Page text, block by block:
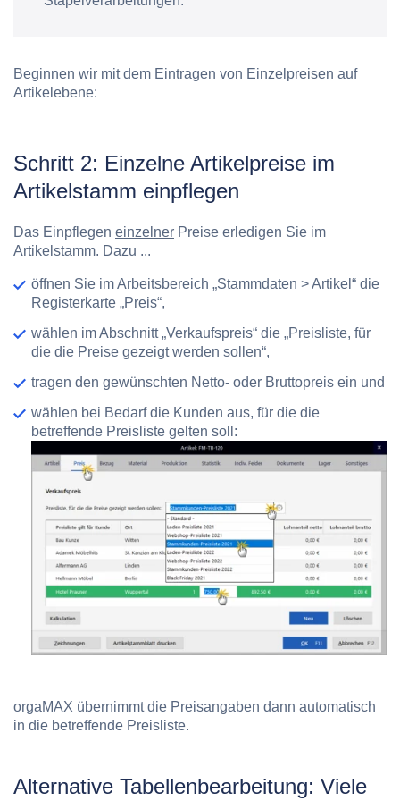
Beginnen wir mit dem Eintragen von Einzelpreisen auf
Artikelebene:
Schritt 2: Einzelne Artikelpreise im
Artikelstamm einpflegen
Das Einpflegen einzelner Preise erledigen Sie im
Artikelstamm. Dazu ...
öffnen Sie im Arbeitsbereich „Stammdaten > Artikel“ die
Registerkarte „Preis“,
wählen im Abschnitt „Verkaufspreis“ die „Preisliste, für
die die Preise gezeigt werden sollen“,
tragen den gewünschten Netto- oder Bruttopreis ein und
wählen bei Bedarf die Kunden aus, für die die
betreffende Preisliste gelten soll:
orgaMAX übernimmt die Preisangaben dann automatisch
in die betreffende Preisliste.
Alternative Tabellenbearbeitung: Viele